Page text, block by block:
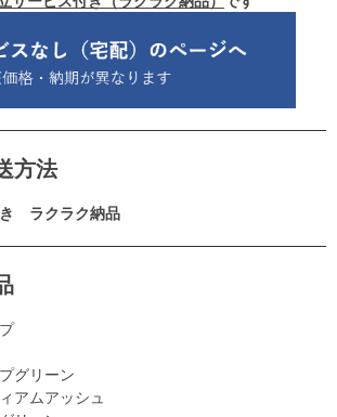
方法
ラクラク納品
グリーン
アムアッシュ